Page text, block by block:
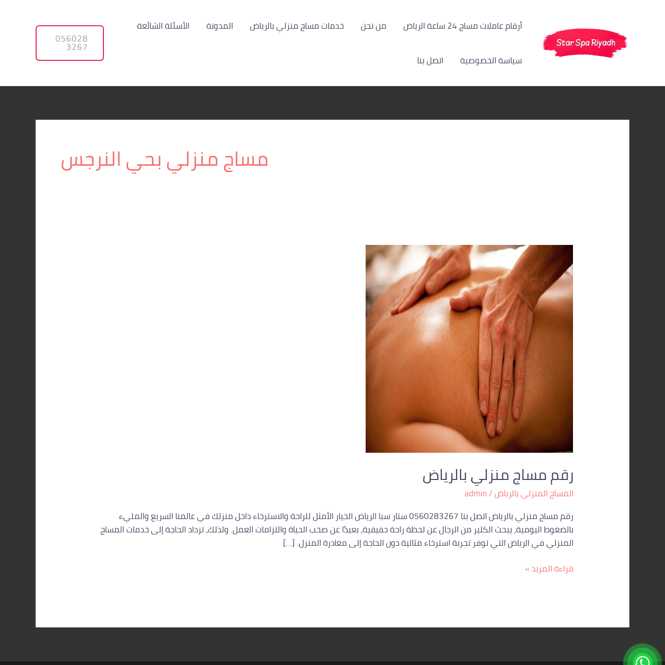
أرقام عاملات مساج 24 ساعة الرياض من نحن خدمات مساج منزلي بالرياض المدونة الأسئلة الشائعة
سياسة الخصوصية اتصل بنا
056028
3267
مساج منزلي بحي النرجس
رقم مساج منزلي بالرياض
المساج المنزلي بالرياض/
admin
رقم مساج منزلي بالرياض اتصل بنا 0560283267 ستار سبا الرياض الخيار الأمثل للراحة والاسترخاء داخل منزلك في عالمنا السريع والمليء
بالضغوط اليومية، يبحث الكثير من الرجال عن لحظة راحة حقيقية، بعيدًا عن صخب الحياة والتزامات العمل. ولذلك، تزداد الحاجة إلى خدمات المساج
المنزلي في الرياض التي توفر تجربة استرخاء مثالية دون الحاجة إلى مغادرة المنزل. […]
مساج
منزلي
بالرياض
قراءة المزيد »